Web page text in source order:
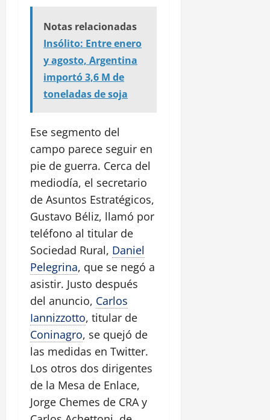
Notas relacionadas
Insólito: Entre enero
y agosto, Argentina
importó 3,6 M de
toneladas de soja
Ese segmento del
campo parece seguir en
pie de guerra. Cerca del
mediodía, el secretario
de Asuntos Estratégicos,
Gustavo Béliz, llamó por
teléfono al titular de
Sociedad Rural, Daniel
Pelegrina, que se negó a
asistir. Justo después
del anuncio, Carlos
Iannizzotto, titular de
Coninagro, se quejó de
las medidas en Twitter.
Los otros dos dirigentes
de la Mesa de Enlace,
Jorge Chemes de CRA y